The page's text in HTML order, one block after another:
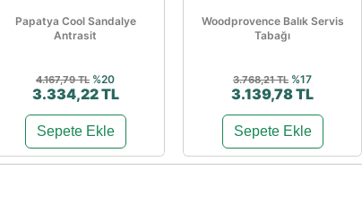
Papatya Cool Sandalye
Antrasit
4.167,79 TL %20
3.334,22 TL
Sepete Ekle
Woodprovence Balık Servis
Tabağı
3.768,21 TL %17
3.139,78 TL
Sepete Ekle